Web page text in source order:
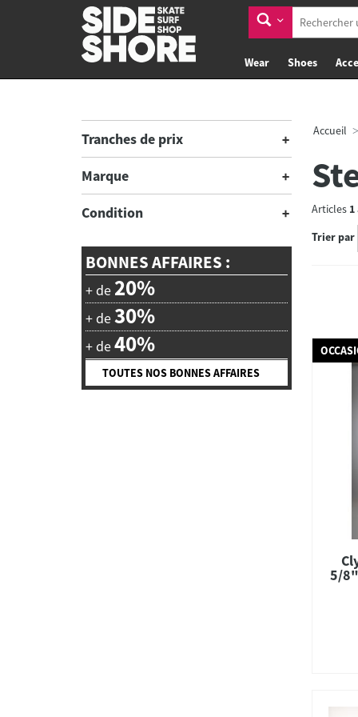
Wear Shoes
Tranches de prix
Marque
Condition
BONNES AFFAIRES :
+ de 20%
+ de30%
+ de40%
TOUTES NOS BONNES AFFAIRES
Accueil
Articles 1
Trier par
5/